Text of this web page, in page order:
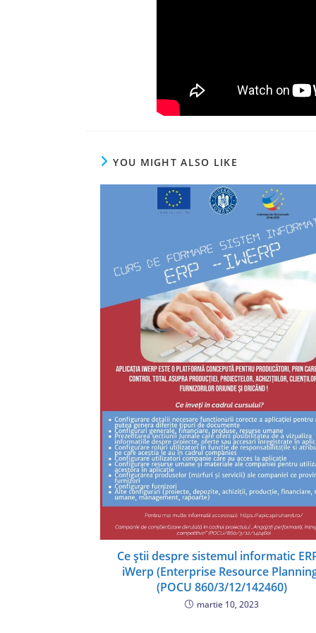
YOU MIGHT ALSO LIKE
Ce știi despre sistemul informatic
iWerp (Enterprise Resource
(POCU 860/3/12/142460)
martie 10, 2023